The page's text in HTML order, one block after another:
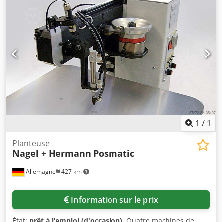
dimensions de la machine X/Y/Z : environ 820 mm/650
mm/650 mm, poids : environ 120 kg. Comprend un
ordinateur portable, un logiciel de CAO, 4 plateaux de
convoyage, 2 plaques de fixation, ainsi que diverses pièces
de rechange et outils. Documentation disponible. Une
visite sur place est possible. Chjdpezdul Tofx Ak Uja
1 / 1
Allemagne 427 km
Planteuse
Nagel + Hermann Posmatic
Information sur le prix